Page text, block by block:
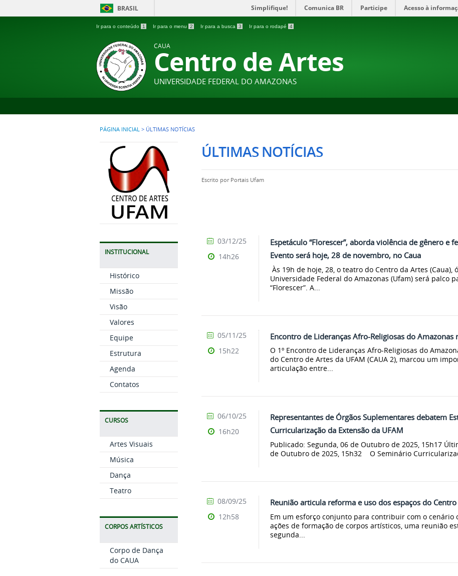
BRASIL Simplifique! Comunica BR Participe Acesso à
Ir para o conteúdo 1 Ir para o menu 2 Ir para a busca 3 Ir para o rodapé 4
CAUA
Centro de Artes
UNIVERSIDADE FEDERAL DO AMAZONAS
PÁGINA INICIAL > ÚLTIMAS NOTÍCIAS
INSTITUCIONAL
Histórico
Missão
Visão
Valores
Equipe
Estrutura
Agenda
Contatos
CURSOS
Artes Visuais
Música
Dança
Teatro
CORPOS ARTÍSTICOS
Corpo de Dança
do CAUA
ÚLTIMAS NOTÍCIAS
Escrito por Portais Ufam
Espetáculo “Florescer”, aborda violência de gênero e
Evento será hoje, 28 de novembro, no Caua
Às 19h de hoje, 28, o teatro do Centro da Artes (Caua),
Universidade Federal do Amazonas (Ufam) será palco
“Florescer”. A...
03/12/25
14h26
Encontro de Lideranças Afro-Religiosas do
O 1º Encontro de Lideranças Afro-Religiosas do
do Centro de Artes da UFAM (CAUA 2), marcou um
articulação entre...
05/11/25
15h22
Representantes de Órgãos Suplementares debatem
Curricularização da Extensão da UFAM
Publicado: Segunda, 06 de Outubro de 2025, 15h17
de Outubro de 2025, 15h32 O Seminário
06/10/25
16h20
Reunião articula reforma e uso dos espaços do
Em um esforço conjunto para contribuir com o
ações de formação de corpos artísticos, uma reunião
segunda...
08/09/25
12h58